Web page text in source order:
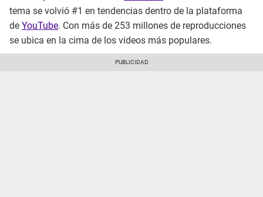
tema se volvió #1 en tendencias dentro de la plataforma
de YouTube. Con más de 253 millones de reproducciones
se ubica en la cima de los videos más populares.